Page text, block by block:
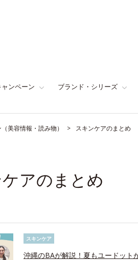
ャンペーン ブランド・シリーズ
美容情報・読み物） スキンケアのまとめ
アのまとめ
スキンケア
沖縄のBAが解説！夏もユードット